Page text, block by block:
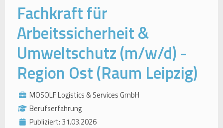
Fachkraft für
Arbeitssicherheit &
Umweltschutz (m/w/d) -
Region Ost (Raum Leipzig)
MOSOLF Logistics & Services GmbH
Berufserfahrung
Publiziert: 31.03.2026